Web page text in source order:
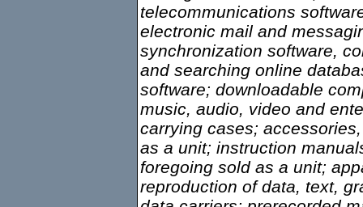
telecommunications
electronic mail and
synchronization software,
and searching online
software; downloadable
music, audio, video and
carrying cases;
as a unit; instruction
foregoing sold as a unit;
reproduction of data, text,